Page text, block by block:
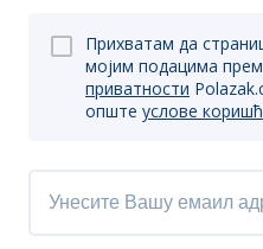
Прихватам да
мојим подацима
приватности
опште услове